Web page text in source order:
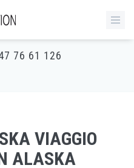
76 61 126
VIAGGIO
ALASKA